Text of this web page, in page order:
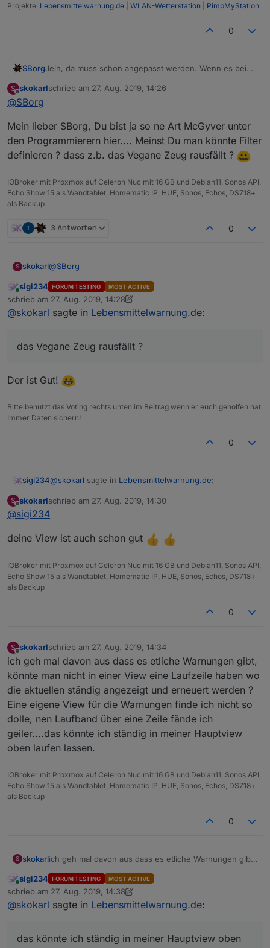
Projekte: Lebensmittelwarnung.de WLAN-Wetterstation PimpMyStation
0
SBorgJein, da muss schon angepasst werden. Wenn es bei
beliebigen Feed parsen willst, müssen die "Tags" gleich
mir derzeit noch).
S
Offline
skokarlschrieb am 27. Aug. 2019, 14:26
zuletzt editiert von
@SBorg
Mein lieber SBorg, Du bist ja so ne Art McGyver unter
den Programmierern hier.... Meinst Du man könnte Filter
definieren ? dass z.b. das Vegane Zeug rausfällt ?
IOBroker mit Proxmox auf Celeron Nuc mit 16 GB und Debian11, Sonos API,
Echo Show 15 als Wandtablet, Homematic IP, HUE, Sonos, Echos, DS718+
als Backup
3 Antworten 0
S skokarl@SBorg
Mein lieber SBorg, Du bist ja so ne Art McGyver unter
den Programmierern hier.... Meinst Du man könnte
Filter definieren ? dass z.b. das Vegane Zeug rausfällt
Online
sigi234 FORUM TESTING MOST ACTIVE
schrieb am 27. Aug. 2019, 14:28
zuletzt editiert von sigi234
@skokarl sagte in Lebensmittelwarnung.de:
das Vegane Zeug rausfällt ?
Der ist Gut!
Bitte benutzt das Voting rechts unten im Beitrag wenn er euch geholfen hat.
Immer Daten sichern!
0
sigi234@skokarl sagte in Lebensmittelwarnung.de:
Der ist Gut!
S
Offline
skokarlschrieb am 27. Aug. 2019, 14:30
zuletzt editiert von
@sigi234
deine View ist auch schon gut
IOBroker mit Proxmox auf Celeron Nuc mit 16 GB und Debian11, Sonos API,
Echo Show 15 als Wandtablet, Homematic IP, HUE, Sonos, Echos, DS718+
als Backup
0
S
Offline
skokarlschrieb am 27. Aug. 2019, 14:34
zuletzt editiert von
ich geh mal davon aus dass es etliche Warnungen gibt,
könnte man nicht in einer View eine Laufzeile haben wo
die aktuellen ständig angezeigt und erneuert werden ?
Eine eigene View für die Warnungen finde ich nicht so
dolle, nen Laufband über eine Zeile fände ich
geiler....das könnte ich ständig in meiner Hauptview
oben laufen lassen.
IOBroker mit Proxmox auf Celeron Nuc mit 16 GB und Debian11, Sonos API,
Echo Show 15 als Wandtablet, Homematic IP, HUE, Sonos, Echos, DS718+
als Backup
0
S skokarlich geh mal davon aus dass es etliche Warnungen gibt,
wo die aktuellen ständig angezeigt und erneuert
werden ? Eine eigene View für die Warnungen finde
ich nicht so dolle, nen Laufband über eine Zeile fände
Online
sigi234 FORUM TESTING MOST ACTIVE
schrieb am 27. Aug. 2019, 14:38
zuletzt editiert von sigi234
@skokarl sagte in Lebensmittelwarnung.de:
das könnte ich ständig in meiner Hauptview oben